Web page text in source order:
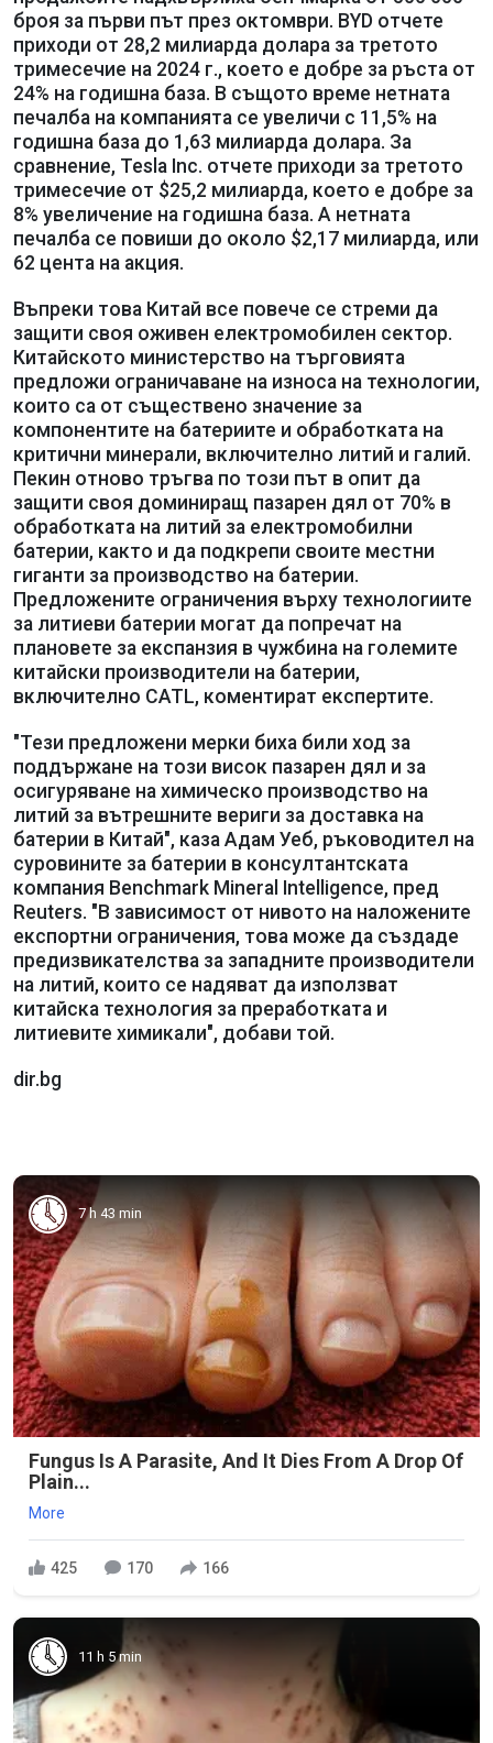
броя за първи път през октомври. BYD отчете
приходи от 28,2 милиарда долара за третото
тримесечие на 2024 г., което е добре за ръста от
24% на годишна база. В същото време нетната
печалба на компанията се увеличи с 11,5% на
годишна база до 1,63 милиарда долара. За
сравнение, Tesla Inc. отчете приходи за третото
тримесечие от $25,2 милиарда, което е добре за
8% увеличение на годишна база. А нетната
печалба се повиши до около $2,17 милиарда, или
62 цента на акция.
Въпреки това Китай все повече се стреми да
защити своя оживен електромобилен сектор.
Китайското министерство на търговията
предложи ограничаване на износа на технологии,
които са от съществено значение за
компонентите на батериите и обработката на
критични минерали, включително литий и галий.
Пекин отново тръгва по този път в опит да
защити своя доминиращ пазарен дял от 70% в
обработката на литий за електромобилни
батерии, както и да подкрепи своите местни
гиганти за производство на батерии.
Предложените ограничения върху технологиите
за литиеви батерии могат да попречат на
плановете за експанзия в чужбина на големите
китайски производители на батерии,
включително CATL, коментират експертите.
"Тези предложени мерки биха били ход за
поддържане на този висок пазарен дял и за
осигуряване на химическо производство на
литий за вътрешните вериги за доставка на
батерии в Китай", каза Адам Уеб, ръководител на
суровините за батерии в консултантската
компания Benchmark Mineral Intelligence, пред
Reuters. "В зависимост от нивото на наложените
експортни ограничения, това може да създаде
предизвикателства за западните производители
на литий, които се надяват да използват
китайска технология за преработката и
литиевите химикали", добави той.
dir.bg
7 h 43 min
Fungus Is A Parasite, And It Dies From A Drop Of
Plain...
More
425 170 166
11 h 5 min